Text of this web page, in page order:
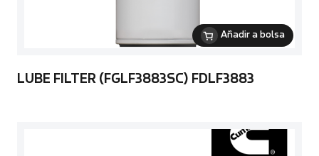
Añadir a bolsa
LUBE FILTER (FGLF3883SC) FDLF3883